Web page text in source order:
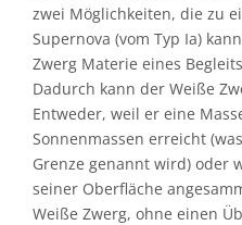
zwei Möglichkeiten, die zu
Supernova (vom Typ Ia)
Zwerg Materie eines
Dadurch kann der Weiße
Entweder, weil er eine
Sonnenmassen erreicht
Grenze genannt wird) oder
seiner Oberfläche
Weiße Zwerg, ohne einen